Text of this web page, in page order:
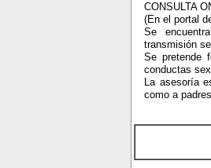
CONSULTA
(En el portal
Se
transmisión
Se pretende
conductas
La asesoría
como a